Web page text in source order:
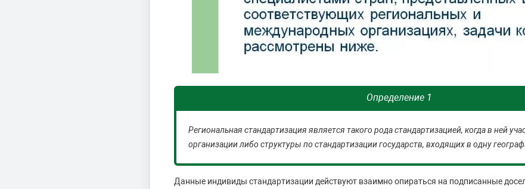
Определение 1
Региональная стандартизация является такого рода стандартизацией, когда в ней
организации либо структуры по стандартизации государств, входящих в одну
Данные индивиды стандартизации действуют взаимно опираться на подписанные